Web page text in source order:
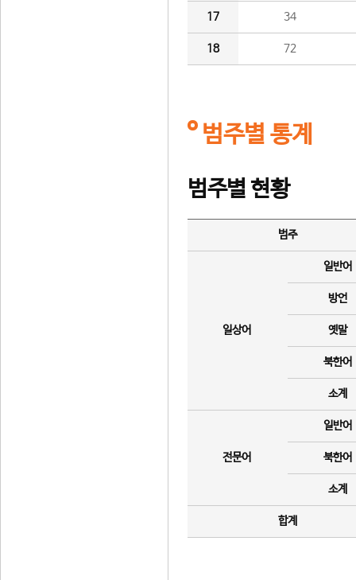
17 34
18 72
범주별 통계
범주별 현황
범주
일상어
일반어
방언
옛말
북한어
소계
전문어
일반어
북한어
소계
합계